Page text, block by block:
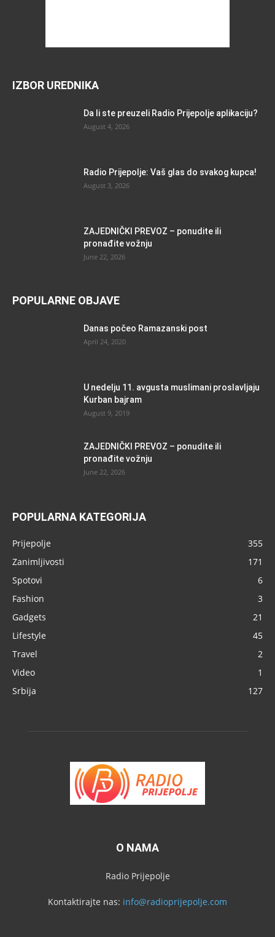
IZBOR UREDNIKA
Da li ste preuzeli Radio Prijepolje aplikaciju?
August 4, 2026
Radio Prijepolje: Vaš glas do svakog kupca!
August 3, 2026
ZAJEDNIČKI PREVOZ – ponudite ili
pronađite vožnju
June 22, 2026
POPULARNE OBJAVE
Danas počeo Ramazanski post
April 24, 2020
U nedelju 11. avgusta muslimani proslavljaju
Kurban bajram
August 9, 2019
ZAJEDNIČKI PREVOZ – ponudite ili
pronađite vožnju
June 22, 2026
POPULARNA KATEGORIJA
Prijepolje
355
Zanimljivosti
171
Spotovi
6
Fashion
3
Gadgets
21
Lifestyle
45
Travel
2
Video
1
Srbija
127
O NAMA
Radio Prijepolje
Kontaktirajte nas: info@radioprijepolje.com